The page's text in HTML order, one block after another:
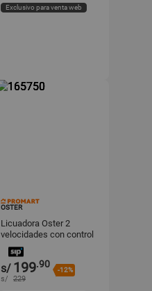
Exclusivo para venta web
OSTER
Licuadora Oster 2
velocidades con control
de perilla BLSTKAG-RRD-
053 1.5L Roja
s/ 199.90
-12%
s/ 229